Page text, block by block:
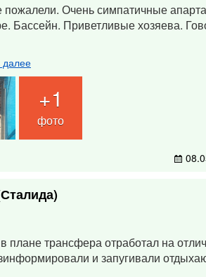
пожалели. Очень симпатичные
Бассейн. Приветливые хозяева.
далее
+1
фото
трансфера отработал на
и запугивали